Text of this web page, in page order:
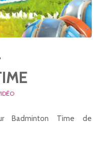
Badminton Time de